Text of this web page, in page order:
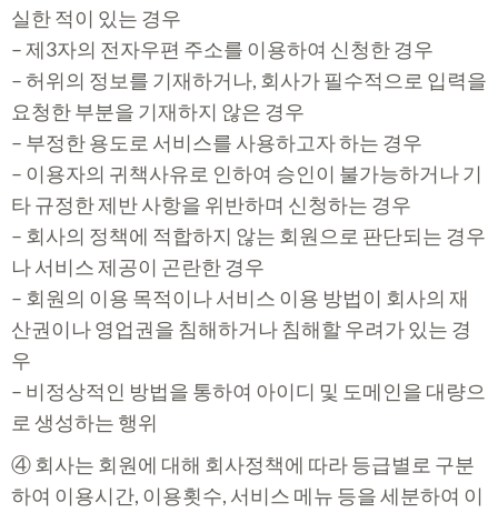
실한 적이 있는 경우
– 제3자의 전자우편 주소를 이용하여 신청한 경우
– 허위의 정보를 기재하거나, 회사가 필수적으로 입력을
요청한 부분을 기재하지 않은 경우
– 부정한 용도로 서비스를 사용하고자 하는 경우
– 이용자의 귀책사유로 인하여 승인이 불가능하거나 기
타 규정한 제반 사항을 위반하며 신청하는 경우
– 회사의 정책에 적합하지 않는 회원으로 판단되는 경우
나 서비스 제공이 곤란한 경우
– 회원의 이용 목적이나 서비스 이용 방법이 회사의 재
산권이나 영업권을 침해하거나 침해할 우려가 있는 경
우
– 비정상적인 방법을 통하여 아이디 및 도메인을 대량으
로 생성하는 행위
④ 회사는 회원에 대해 회사정책에 따라 등급별로 구분
하여 이용시간, 이용횟수, 서비스 메뉴 등을 세분하여 이